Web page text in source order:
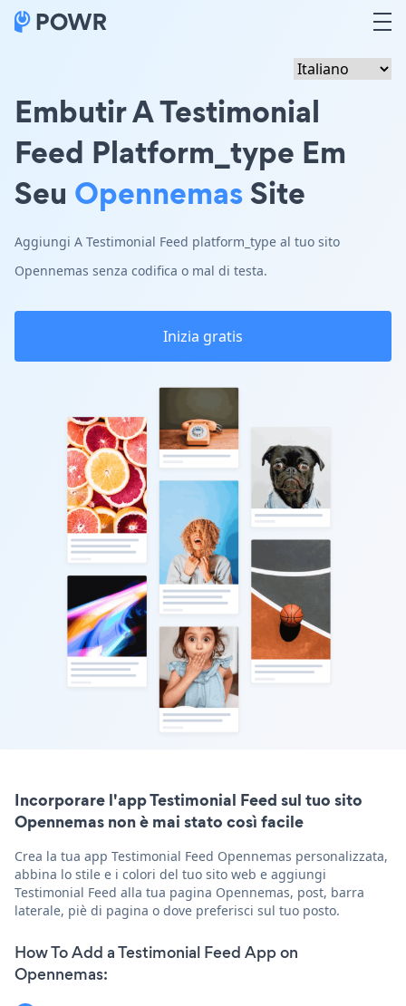
Embutir A Testimonial
Feed Platform_type Em
Seu OpennemasSite
Aggiungi A Testimonial Feed platform_type al tuo sito
Opennemas senza codifica o mal di testa.
Inizia gratis
Incorporare l'app Testimonial Feed sul tuo sito
Opennemas non è mai stato così facile
Crea la tua app Testimonial Feed Opennemas personalizzata,
abbina lo stile e i colori del tuo sito web e aggiungi
Testimonial Feed alla tua pagina Opennemas, post, barra
laterale, piè di pagina o dove preferisci sul tuo posto.
How To Add a Testimonial Feed App on
Opennemas: